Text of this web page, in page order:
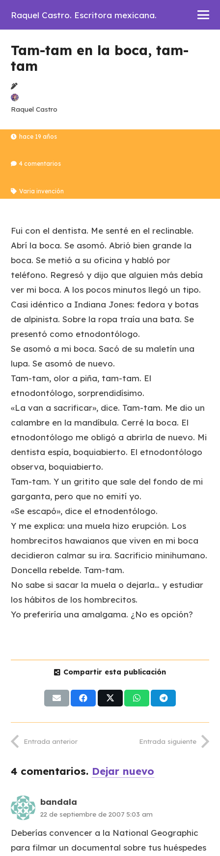
Raquel Castro. Escritora mexicana.
Tam-tam en la boca, tam-
tam
Raquel Castro
hace 19 años
4comentarios
Varia invención
Fui con el dentista. Me senté en el reclinable.
Abrí la boca. Se asomó. Abrió bien grande la
boca. Se metió a su oficina y habló por
teléfono. Regresó y dijo que alguien más debía
ver mi boca. A los pocos minutos llegó un tipo.
Casi idéntico a Indiana Jones: fedora y botas
de alpinista. Sobre la ropa traía una bata. Se
presentó como etnodontólogo.
Se asomó a mi boca. Sacó de su maletín una
lupa. Se asomó de nuevo.
Tam-tam, olor a piña, tam-tam. El
etnodontólogo, sorprendidísimo.
«La van a sacrificar», dice. Tam-tam. Me dio un
calambre en la mandíbula. Cerré la boca. El
etnodontólogo me obligó a abrirla de nuevo. Mi
dentista espía, boquiabierto. El etnodontólogo
observa, boquiabierto.
Tam-tam. Y un gritito que sale del fondo de mi
garganta, pero que no emití yo.
«Se escapó», dice el etnodentólogo.
Y me explica: una muela hizo erupción. Los
hombrecitos hawaianos que viven en mi boca
decidieron calmar su ira. Sacrificio minihumano.
Doncella rebelde. Tam-tam.
No sabe si sacar la muela o dejarla… y estudiar
los hábitos de los hombrecitos.
Yo preferiría una amalgama. ¿No es opción?
Compartir esta publicación
Entrada anterior Entrada siguiente
4 comentarios. Dejar nuevo
bandala
22 de septiembre de 2007 5:03 am
Deberías convencer a la National Geographic
para filmar un documental sobre tus huéspedes